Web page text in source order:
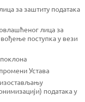
за заштиту података
лица за
поступка у вези
Устава
података у